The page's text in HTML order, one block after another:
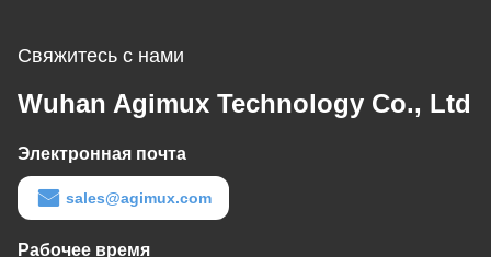
Свяжитесь с нами
Wuhan Agimux Technology Co., Ltd
Электронная почта
sales@agimux.com
Рабочее время